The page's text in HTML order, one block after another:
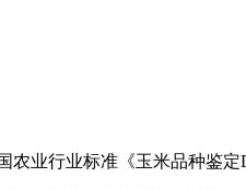
业行业标准《玉米品种鉴定